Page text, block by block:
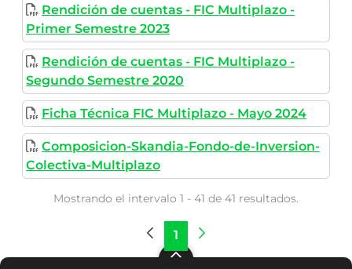
Rendición de cuentas - FIC Multiplazo -
Primer Semestre 2023
Rendición de cuentas - FIC Multiplazo -
Segundo Semestre 2020
Ficha Técnica FIC Multiplazo - Mayo 2024
Composicion-Skandia-Fondo-de-Inversion-
Colectiva-Multiplazo
Mostrando el intervalo 1 - 41 de 41 resultados.
Página
1